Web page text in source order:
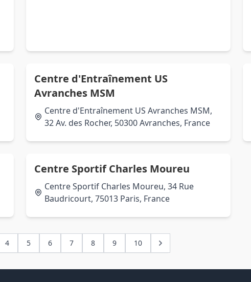
Centre d'Entraînement US
Avranches MSM
Centre d'Entraînement US Avranches MSM,
32 Av. des Rocher, 50300 Avranches, France
Centre Sportif Charles Moureu
Centre Sportif Charles Moureu, 34 Rue
Baudricourt, 75013 Paris, France
4 5 6 7 8 9 10